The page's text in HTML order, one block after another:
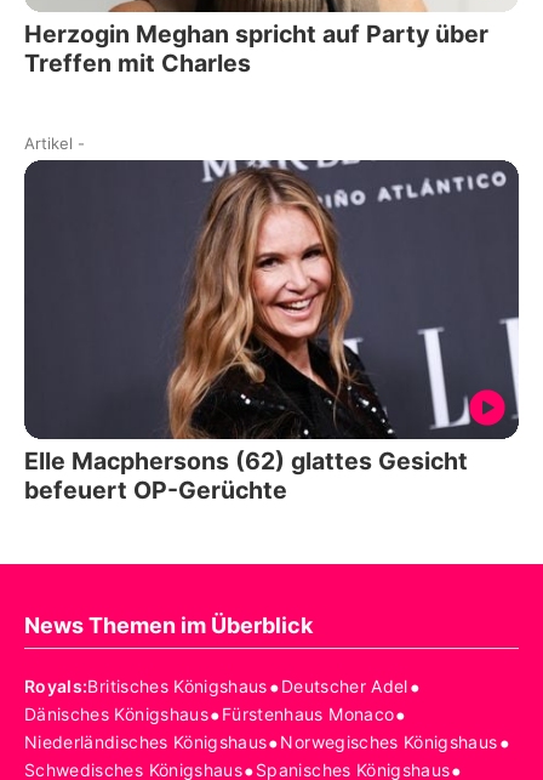
Herzogin Meghan spricht auf Party über
Treffen mit Charles
Artikel -
Elle Macphersons (62) glattes Gesicht
befeuert OP-Gerüchte
News Themen im Überblick
Royals:Britisches Königshaus•Deutscher Adel•
Dänisches Königshaus•Fürstenhaus Monaco•
Niederländisches Königshaus•Norwegisches Königshaus•
Schwedisches Königshaus•Spanisches Königshaus•